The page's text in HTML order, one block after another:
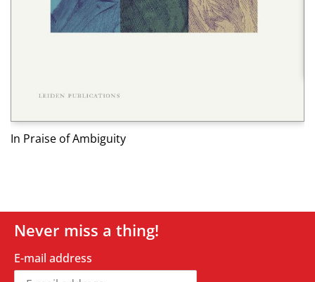
In Praise of Ambiguity
Never miss a thing!
E-mail address